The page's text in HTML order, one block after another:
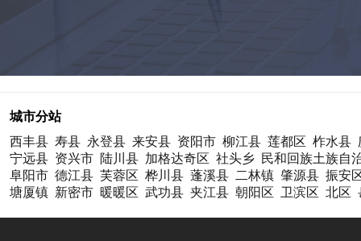
城市分站
西丰县 寿县 永登县 来安县 资阳市 柳江县 莲都区 柞水县
宁远县 资兴市 陆川县 加格达奇区 社头乡 民和回族土族自
阜阳市 德江县 芙蓉区 桦川县 蓬溪县 二林镇 肇源县 振安
塘厦镇 新密市 暖暖区 武功县 夹江县 朝阳区 卫滨区 北区